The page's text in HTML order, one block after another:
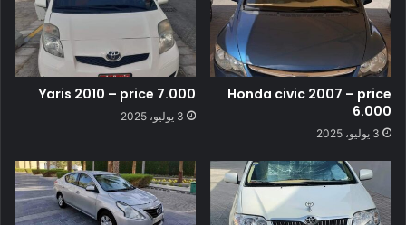
Honda civic 2007 – price
6.000
3 يوليو، 2025
Yaris 2010 – price 7.000
3 يوليو، 2025